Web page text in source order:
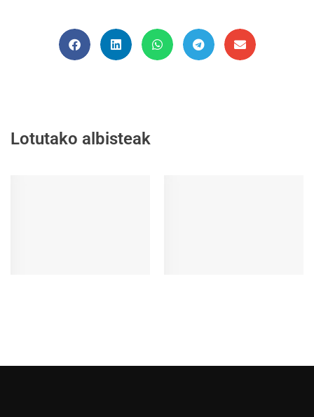
Lotutako albisteak